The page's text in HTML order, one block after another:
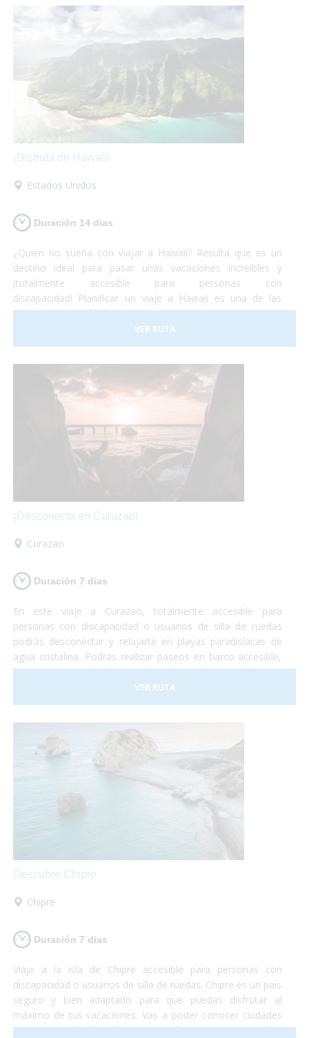
dudes más y, ¡Planifica tu viaje a Ámsterdam!¡Antes de que
¡Disfruta de Hawaii!
Estados Unidos
Duración 14 dias
¿Quien no sueña con viajar a Hawaii? Resulta que es un
destino ideal para pasar unas vacaciones increíbles y
¡totalmente accesible para personas con
discapacidad! Planificar un viaje a Hawaii es una de las
decisiones más fáciles de tomar... Simplemente porque es
un lugar increíble que permite cualquier tipo de
experiencia. Todo esto, de la mano de una cultura antigua
¡una experiencia única e inolvidable!
VER RUTA
¡Desconecta en Curazao!
Curazao
Duración 7 dias
En este viaje a Curazao, totalmente accesible para
personas con discapacidad o usuarios de silla de ruedas
podrás desconectar y relajarte en playas paradisíacas de
agua cristalina. Podrás realizar paseos en barco accesible,
hacer un curso de buceo adaptado, nadar con delfines y
otro montón de actividades adaptadas para personas con
discapacidad.
VER RUTA
Descubre Chipre
Chipre
Duración 7 dias
Viaje a la isla de Chipre accesible para personas con
discapacidad o usuarios de silla de ruedas. Chipre es un país
seguro y bien adaptado para que puedas disfrutar al
máximo de tus vacaciones. Vas a poder conocer ciudades
pintorescas donde degustar un buen vino, visitar las